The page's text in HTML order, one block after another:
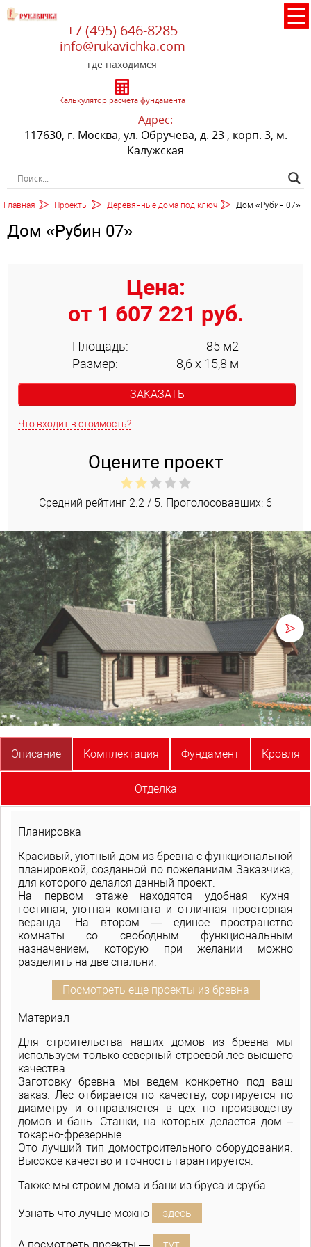
+7 (495) 646-8285
info@rukavichka.com
где находимся
Калькулятор расчета фундамента
Адрес:
117630, г. Москва, ул. Обручева, д. 23 , корп. 3, м.
Калужская
Главная Проекты Деревянные дома под ключ Дом «Рубин 07»
Дом «Рубин 07»
Цена:
от 1 607 221 руб.
Площадь:
85 м2
Размер:
8,6 х 15,8 м
ЗАКАЗАТЬ
Что входит в стоимость?
Оцените проект
Средний рейтинг 2.2 / 5. Проголосовавших: 6
Описание Комплектация Фундамент Кровля
Отделка
Планировка
Красивый, уютный дом из бревна с функциональной
планировкой, созданной по пожеланиям Заказчика,
для которого делался данный проект.
На первом этаже находятся удобная кухня-
гостиная, уютная комната и отличная просторная
веранда. На втором — единое пространство
комнаты со свободным функциональным
назначением, которую при желании можно
разделить на две спальни.
Посмотреть еще проекты из бревна
Материал
Для строительства наших домов из бревна мы
используем только северный строевой лес высшего
качества.
Заготовку бревна мы ведем конкретно под ваш
заказ. Лес отбирается по качеству, сортируется по
диаметру и отправляется в цех по производству
домов и бань. Станки, на которых делается дом –
токарно-фрезерные.
Это лучший тип домостроительного оборудования.
Высокое качество и точность гарантируется.
Также мы строим дома и бани из бруса и сруба.
Узнать что лучше можно здесь